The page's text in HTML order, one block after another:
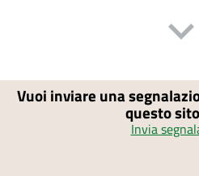
Vuoi inviare una
questo
Invia